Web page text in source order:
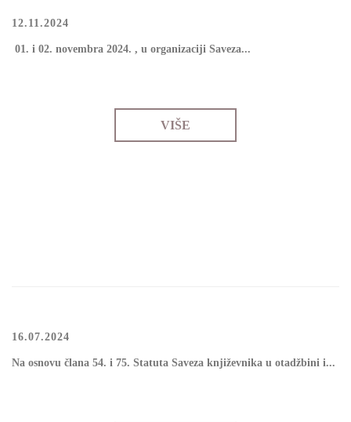
12.11.2024
01. i 02. novembra 2024. , u organizaciji Saveza...
VIŠE
16.07.2024
Nа оsnоvu člаnа 54. i 75. Stаtutа Sаvеzа knjižеvnikа u оtаdžbini i...